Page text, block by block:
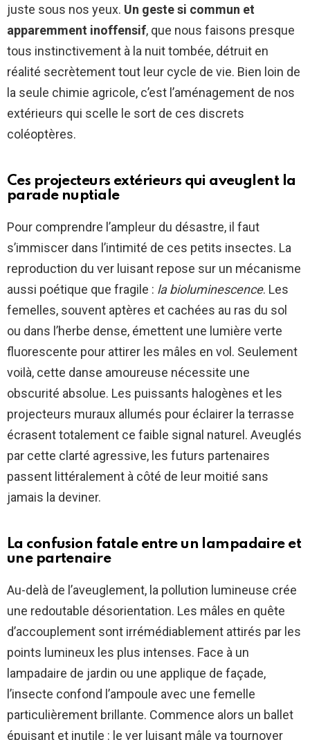
juste sous nos yeux. Un geste si commun et
apparemment inoffensif, que nous faisons presque
tous instinctivement à la nuit tombée, détruit en
réalité secrètement tout leur cycle de vie. Bien loin de
la seule chimie agricole, c’est l’aménagement de nos
extérieurs qui scelle le sort de ces discrets
coléoptères.
Ces projecteurs extérieurs qui aveuglent la
parade nuptiale
Pour comprendre l’ampleur du désastre, il faut
s’immiscer dans l’intimité de ces petits insectes. La
reproduction du ver luisant repose sur un mécanisme
aussi poétique que fragile : la bioluminescence. Les
femelles, souvent aptères et cachées au ras du sol
ou dans l’herbe dense, émettent une lumière verte
fluorescente pour attirer les mâles en vol. Seulement
voilà, cette danse amoureuse nécessite une
obscurité absolue. Les puissants halogènes et les
projecteurs muraux allumés pour éclairer la terrasse
écrasent totalement ce faible signal naturel. Aveuglés
par cette clarté agressive, les futurs partenaires
passent littéralement à côté de leur moitié sans
jamais la deviner.
La confusion fatale entre un lampadaire et
une partenaire
Au-delà de l’aveuglement, la pollution lumineuse crée
une redoutable désorientation. Les mâles en quête
d’accouplement sont irrémédiablement attirés par les
points lumineux les plus intenses. Face à un
lampadaire de jardin ou une applique de façade,
l’insecte confond l’ampoule avec une femelle
particulièrement brillante. Commence alors un ballet
épuisant et inutile : le ver luisant mâle va tournoyer